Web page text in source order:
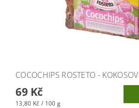
COCOCHIPS ROSTETO -
69 Kč
13,80 Kč / 100 g